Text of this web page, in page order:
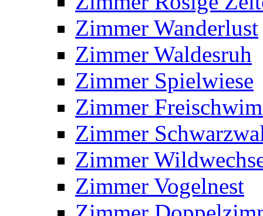
Zimmer Wanderlust
Zimmer Waldesruh
Zimmer Spielwiese
Zimmer
Zimmer
Zimmer
Zimmer Vogelnest